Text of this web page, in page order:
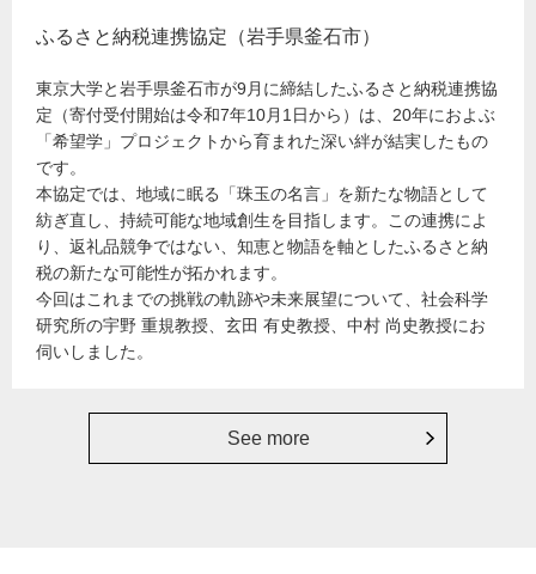
ふるさと納税連携協定（岩手県釜石市）
東京大学と岩手県釜石市が9月に締結したふるさと納税連携協
定（寄付受付開始は令和7年10月1日から）は、20年におよぶ
「希望学」プロジェクトから育まれた深い絆が結実したもの
です。
本協定では、地域に眠る「珠玉の名言」を新たな物語として
紡ぎ直し、持続可能な地域創生を目指します。この連携によ
り、返礼品競争ではない、知恵と物語を軸としたふるさと納
税の新たな可能性が拓かれます。
今回はこれまでの挑戦の軌跡や未来展望について、社会科学
研究所の宇野 重規教授、玄田 有史教授、中村 尚史教授にお
伺いしました。
See more